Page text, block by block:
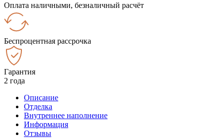
Оплата наличными, безналичный расчёт
Беспроцентная рассрочка
Гарантия
2 года
Описание
Отделка
Внутреннее наполнение
Информация
Отзывы